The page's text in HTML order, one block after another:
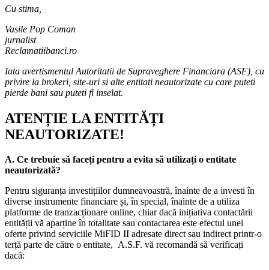
Cu stima,
Vasile Pop Coman
jurnalist
Reclamatiibanci.ro
Iata avertismentul Autoritatii de Supraveghere Financiara (ASF), cu
privire la brokeri, site-uri si alte entitati neautorizate cu care puteti
pierde bani sau puteti fi inselat.
ATENȚIE LA ENTITĂȚI
NEAUTORIZATE!
A. Ce trebuie să faceți pentru a evita să utilizați o entitate
neautorizată?
Pentru siguranța investițiilor dumneavoastră, înainte de a investi în
diverse instrumente financiare și, în special, înainte de a utiliza
platforme de tranzacționare online, chiar dacă inițiativa contactării
entității vă aparține în totalitate sau contactarea este efectul unei
oferte privind serviciile MiFID II adresate direct sau indirect printr-o
terță parte de către o entitate, A.S.F. vă recomandă să verificați
dacă: